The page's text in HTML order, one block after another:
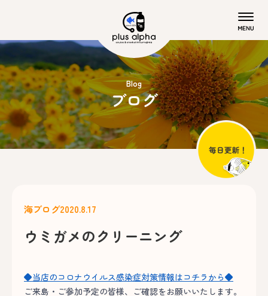
Blog
ブログ
海ブログ2020.8.17
ウミガメのクリーニング
◆当店のコロナウイルス感染症対策情報はコチラから◆
ご来島・ご参加予定の皆様、ご確認をお願いいたします。